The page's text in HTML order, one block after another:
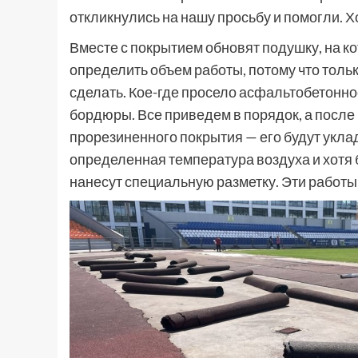
откликнулись на нашу просьбу и помогли.
Вместе с покрытием обновят подушку, на
определить объем работы, потому что
сделать. Кое-где просело
бордюры. Все приведем в порядок, а
прорезиненного покрытия — его будут
определенная температура воздуха и
нанесут специальную разметку. Эти